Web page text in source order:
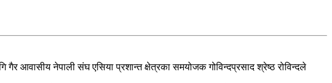
आवासीय नेपाली संघ एसिया प्रशान्त क्षेत्रका समयोजक गोविन्दप्रसाद श्रेष्ठ रोविन्दले